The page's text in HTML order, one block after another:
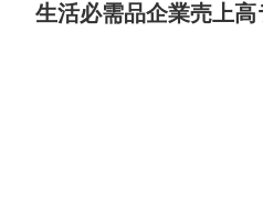
生活必需品企業売上